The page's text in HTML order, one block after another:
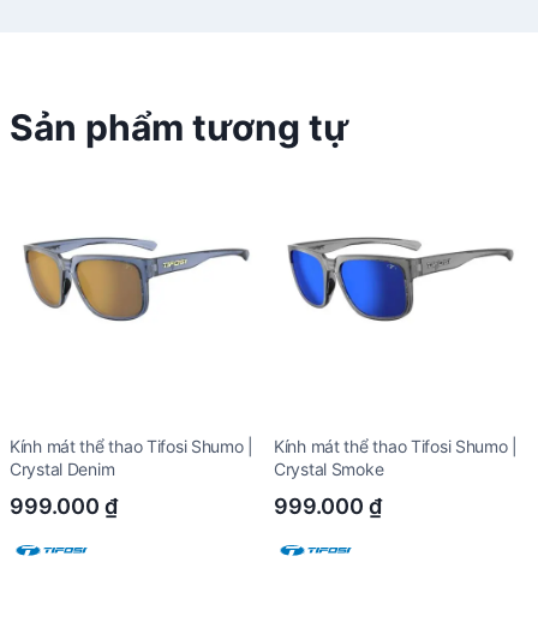
Sản phẩm tương tự
Kính mát thể thao Tifosi Shumo |
Crystal Denim
999.000 ₫
Kính mát thể thao Tifosi Shumo |
Crystal Smoke
999.000 ₫